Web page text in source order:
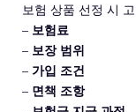
보험 상품 선정 시
– 보험료
– 보장 범위
– 가입 조건
– 면책 조항